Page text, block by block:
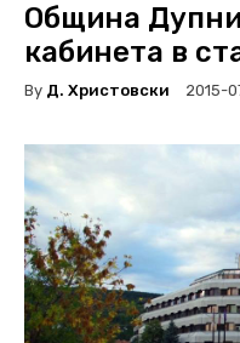
Община
кабинета в
By Д. Христовски 2015-